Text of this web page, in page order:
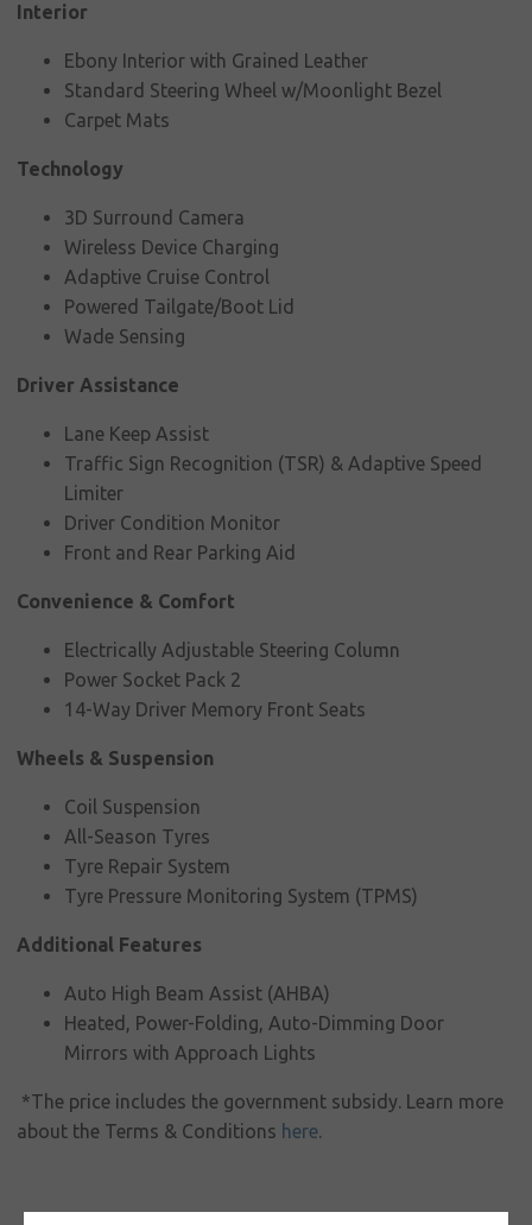
Interior
Ebony Interior with Grained Leather
Standard Steering Wheel w/Moonlight Bezel
Carpet Mats
Technology
3D Surround Camera
Wireless Device Charging
Adaptive Cruise Control
Powered Tailgate/Boot Lid
Wade Sensing
Driver Assistance
Lane Keep Assist
Traffic Sign Recognition (TSR) & Adaptive Speed
Limiter
Driver Condition Monitor
Front and Rear Parking Aid
Convenience & Comfort
Electrically Adjustable Steering Column
Power Socket Pack 2
14-Way Driver Memory Front Seats
Wheels & Suspension
Coil Suspension
All-Season Tyres
Tyre Repair System
Tyre Pressure Monitoring System (TPMS)
Additional Features
Auto High Beam Assist (AHBA)
Heated, Power-Folding, Auto-Dimming Door
Mirrors with Approach Lights
*The price includes the government subsidy. Learn more
about the Terms & Conditions here.